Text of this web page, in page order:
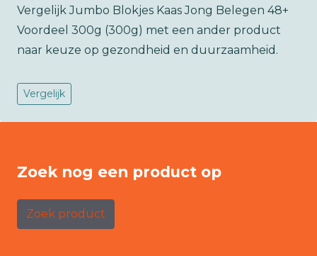
Vergelijk Jumbo Blokjes Kaas Jong Belegen 48+
Voordeel 300g (300g) met een ander product
naar keuze op gezondheid en duurzaamheid.
Vergelijk
Zoek nog een product op
Zoek product